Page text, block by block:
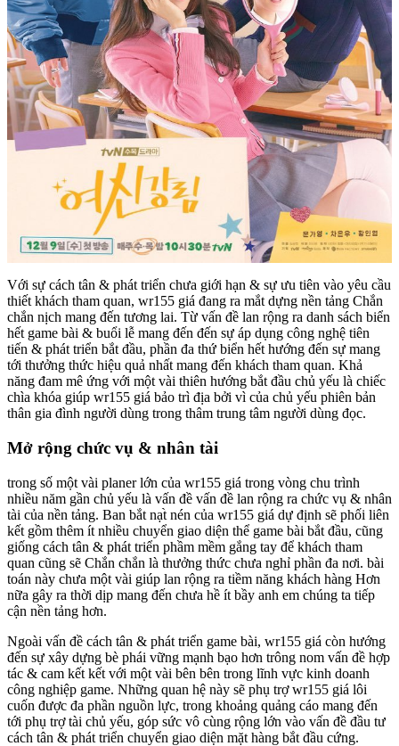
Với sự cách tân & phát triển chưa giới hạn & sự ưu tiên vào yêu cầu
thiết khách tham quan, wr155 giá đang ra mắt dựng nền tảng Chắn
chắn nịch mang đến tương lai. Từ vấn đề lan rộng ra danh sách biển
hết game bài & buổi lễ mang đến đến sự áp dụng công nghệ tiên
tiến & phát triển bắt đầu, phần đa thứ biển hết hướng đến sự mang
tới thưởng thức hiệu quả nhất mang đến khách tham quan. Khả
năng đam mê ứng với một vài thiên hướng bắt đầu chủ yếu là chiếc
chìa khóa giúp wr155 giá bảo trì địa bởi vì của chủ yếu phiên bản
thân gia đình người dùng trong thâm trung tâm người dùng đọc.
Mở rộng chức vụ & nhân tài
trong số một vài planer lớn của wr155 giá trong vòng chu trình
nhiều năm gần chủ yếu là vấn đề vấn đề lan rộng ra chức vụ & nhân
tài của nền tảng. Ban bắt nạt̀ nén của wr155 giá dự định sẽ phối liên
kết gồm thêm ít nhiều chuyển giao diện thể game bài bắt đầu, cũng
giống cách tân & phát triển phầm mềm gắng tay để khách tham
quan cũng sẽ Chắn chắn là thưởng thức chưa nghỉ phần đa nơi. bài
toán này chưa một vài giúp lan rộng ra tiềm năng khách hàng Hơn
nữa gây ra thời dịp mang đến chưa hề ít bầy anh em chúng ta tiếp
cận nền tảng hơn.
Ngoài vấn đề cách tân & phát triển game bài, wr155 giá còn hướng
đến sự xây dựng bè phái vững mạnh bạo hơn trông nom vấn đề hợp
tác & cam kết kết với một vài bên bên trong lĩnh vực kinh doanh
công nghiệp game. Những quan hệ này sẽ phụ trợ wr155 giá lôi
cuốn được đa phần nguồn lực, trong khoảng quảng cáo mang đến
tới phụ trợ tài chủ yếu, góp sức vô cùng rộng lớn vào vấn đề đầu tư
cách tân & phát triển chuyển giao diện mặt hàng bắt đầu cứng.